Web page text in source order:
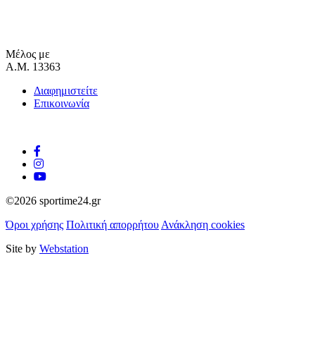
Μέλος με
Α.Μ. 13363
Διαφημιστείτε
Επικοινωνία
©2026 sportime24.gr
Όροι χρήσης Πολιτική απορρήτου Ανάκληση cookies
Site by Webstation